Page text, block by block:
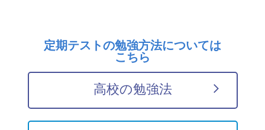
定期テストの勉強方法については
こちら
高校の勉強法